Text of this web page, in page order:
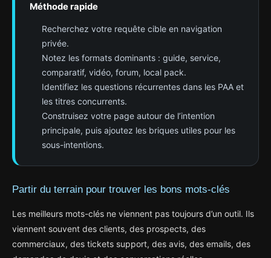
Méthode rapide
Recherchez votre requête cible en navigation
privée.
Notez les formats dominants : guide, service,
comparatif, vidéo, forum, local pack.
Identifiez les questions récurrentes dans les PAA et
les titres concurrents.
Construisez votre page autour de l’intention
principale, puis ajoutez les briques utiles pour les
sous-intentions.
Partir du terrain pour trouver les bons mots-clés
Les meilleurs mots-clés ne viennent pas toujours d’un outil. Ils
viennent souvent des clients, des prospects, des
commerciaux, des tickets support, des avis, des emails, des